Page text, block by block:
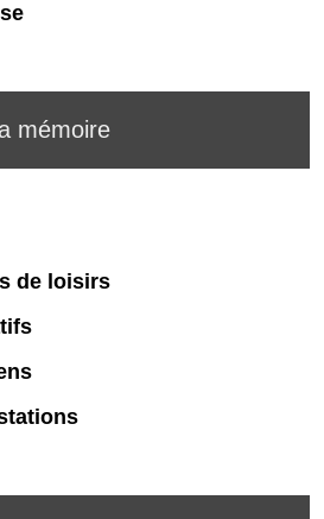
mémoire
de loisirs